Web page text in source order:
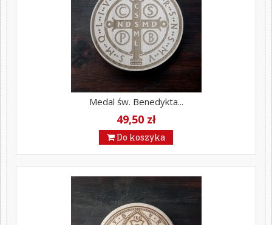
Medal św. Benedykta...
49,50 zł
Do koszyka